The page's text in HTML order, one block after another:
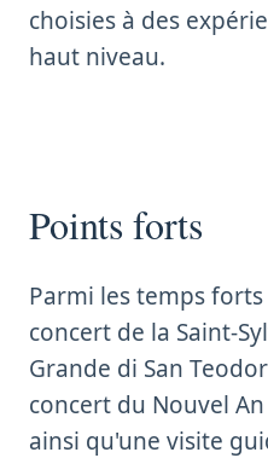
choisies à des
haut niveau.
Points forts
Parmi les temps
concert de la Saint-
Grande di San
concert du Nouvel
ainsi qu'une visite